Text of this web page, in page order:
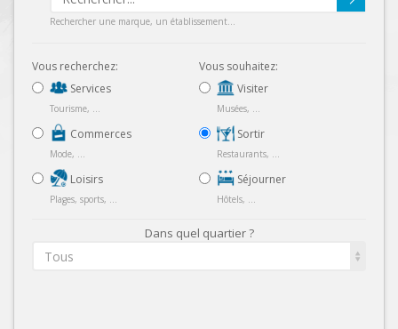
Rechercher une marque, un établissement...
Vous recherchez:
Services
Tourisme, ...
Commerces
Mode, ...
Loisirs
Plages, sports, ...
Vous souhaitez:
Visiter
Musées, ...
Sortir
Restaurants, ...
Séjourner
Hôtels, ...
Dans quel quartier ?
Tous